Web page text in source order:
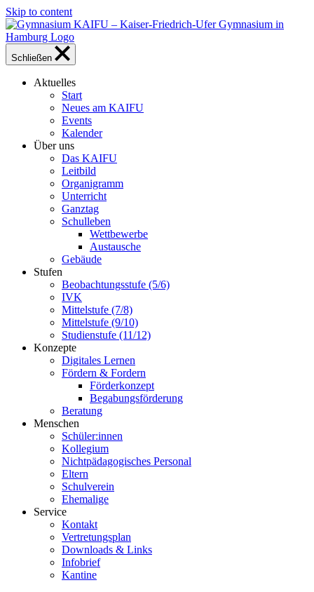
Skip to content
Schließen
Aktuelles
Start
Neues am KAIFU
Events
Kalender
Über uns
Das KAIFU
Leitbild
Organigramm
Unterricht
Ganztag
Schulleben
Wettbewerbe
Austausche
Gebäude
Stufen
Beobachtungsstufe (5/6)
IVK
Mittelstufe (7/8)
Mittelstufe (9/10)
Studienstufe (11/12)
Konzepte
Digitales Lernen
Fördern & Fordern
Förderkonzept
Begabungsförderung
Beratung
Menschen
Schüler:innen
Kollegium
Nichtpädagogisches Personal
Eltern
Schulverein
Ehemalige
Service
Kontakt
Vertretungsplan
Downloads & Links
Infobrief
Kantine